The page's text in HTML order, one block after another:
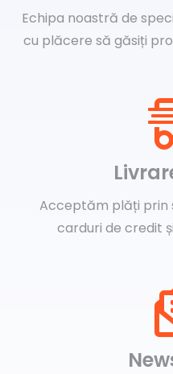
Echipa noastră de
cu plăcere să găsiți
Acceptăm plăți prin
carduri de credit